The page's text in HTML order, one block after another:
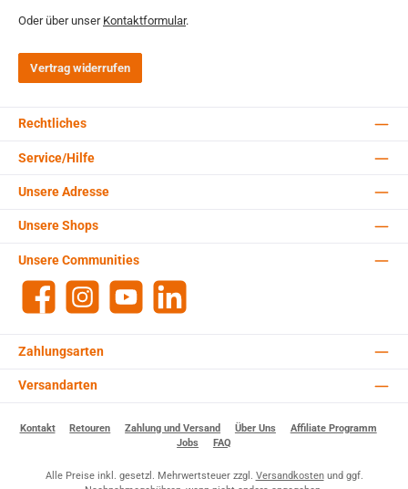
Oder über unser Kontaktformular.
Vertrag widerrufen
Rechtliches
Service/Hilfe
Zahlungsarten
Versandarten
Unsere Adresse
Unsere Communities
Facebook Instagram YouTube
Unsere Shops
Kontakt Retouren Zahlung und Versand Über Uns
Affiliate Programm
Jobs
FAQ
Alle Preise inkl. gesetzl. Mehrwertsteuer zzgl. Versandkostenund ggf.